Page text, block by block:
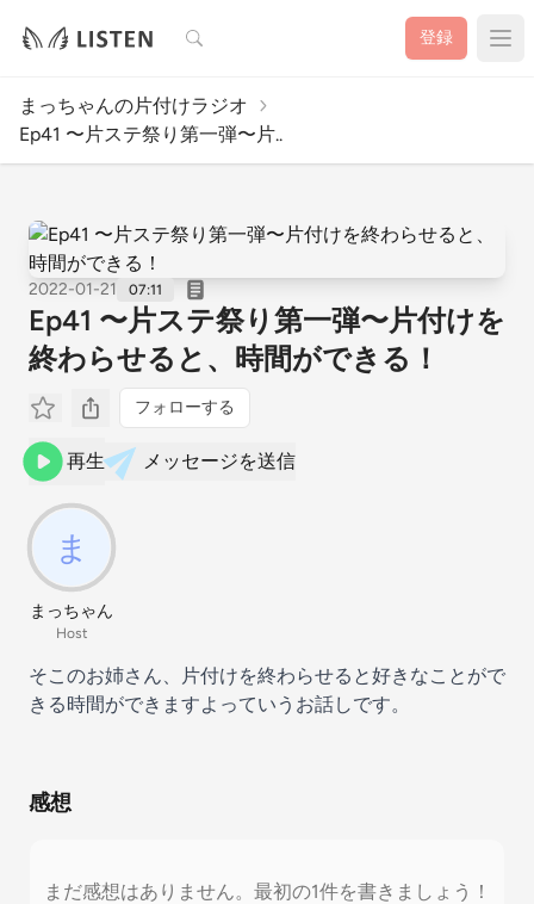
検索 登録
まっちゃんの片付けラジオ
Ep41 〜片ステ祭り第一弾〜片..
2022-01-21 07:11
Ep41 〜片ステ祭り第一弾〜片付けを
終わらせると、時間ができる！
フォローする
再生 メッセージを送信
まっちゃん
Host
そこのお姉さん、片付けを終わらせると好きなことがで
きる時間ができますよっていうお話しです。
感想
まだ感想はありません。最初の1件を書きましょう！